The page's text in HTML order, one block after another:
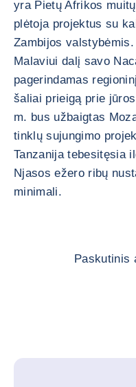
yra Pietų Afrikos
plėtoja projektus su
Zambijos
Malaviui dalį savo
pagerindamas
šaliai prieigą prie
m. bus užbaigtas
tinklų sujungimo
Tanzanija tebesitęsia
Njasos ežero ribų
minimali.
Paskutinis